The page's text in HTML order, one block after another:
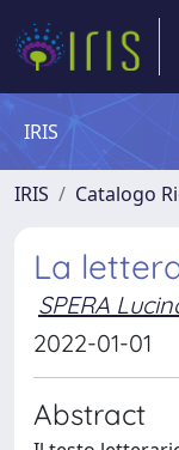
IRIS
IRIS Catalogo
La
SPERA
2022-01-01
Abstract